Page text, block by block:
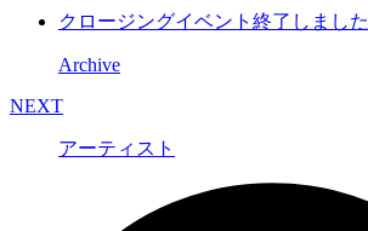
クロージングイベント終了しました
Archive
NEXT
アーティスト